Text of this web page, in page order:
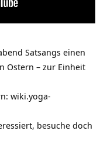
Satsangs einen
Ostern – zur Einheit
wiki.yoga-
besuche doch